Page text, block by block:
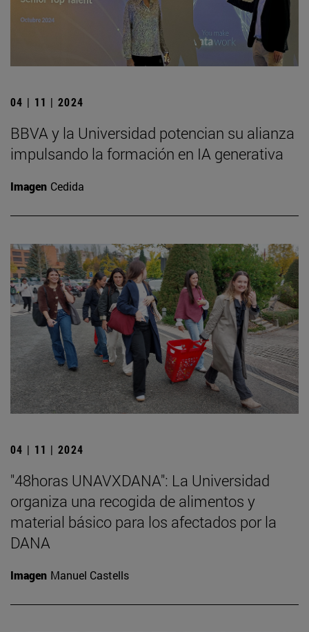
04 | 11 | 2024
BBVA y la Universidad potencian su alianza
impulsando la formación en IA generativa
Imagen Cedida
04 | 11 | 2024
"48horas UNAVXDANA": La Universidad
organiza una recogida de alimentos y
material básico para los afectados por la
DANA
Imagen Manuel Castells